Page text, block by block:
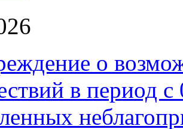
о
в период